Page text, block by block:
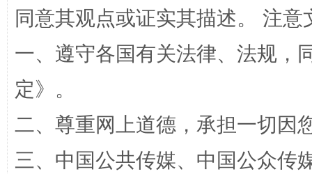
解纷+调解+退费，一次搞定
同意其观点或证实其描述。 注
一、遵守各国有关法律、法规，
定》。
二、尊重网上道德，承担一切因
三、中国公共传媒、中国公众传